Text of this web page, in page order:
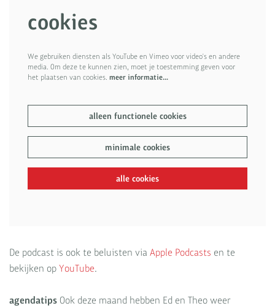
cookies
We gebruiken diensten als YouTube en Vimeo voor video's en andere
media. Om deze te kunnen zien, moet je toestemming geven voor
het plaatsen van cookies. meer informatie…
alleen functionele cookies
minimale cookies
alle cookies
De podcast is ook te beluisten via Apple Podcasts en te
bekijken op YouTube.
agendatips Ook deze maand hebben Ed en Theo weer